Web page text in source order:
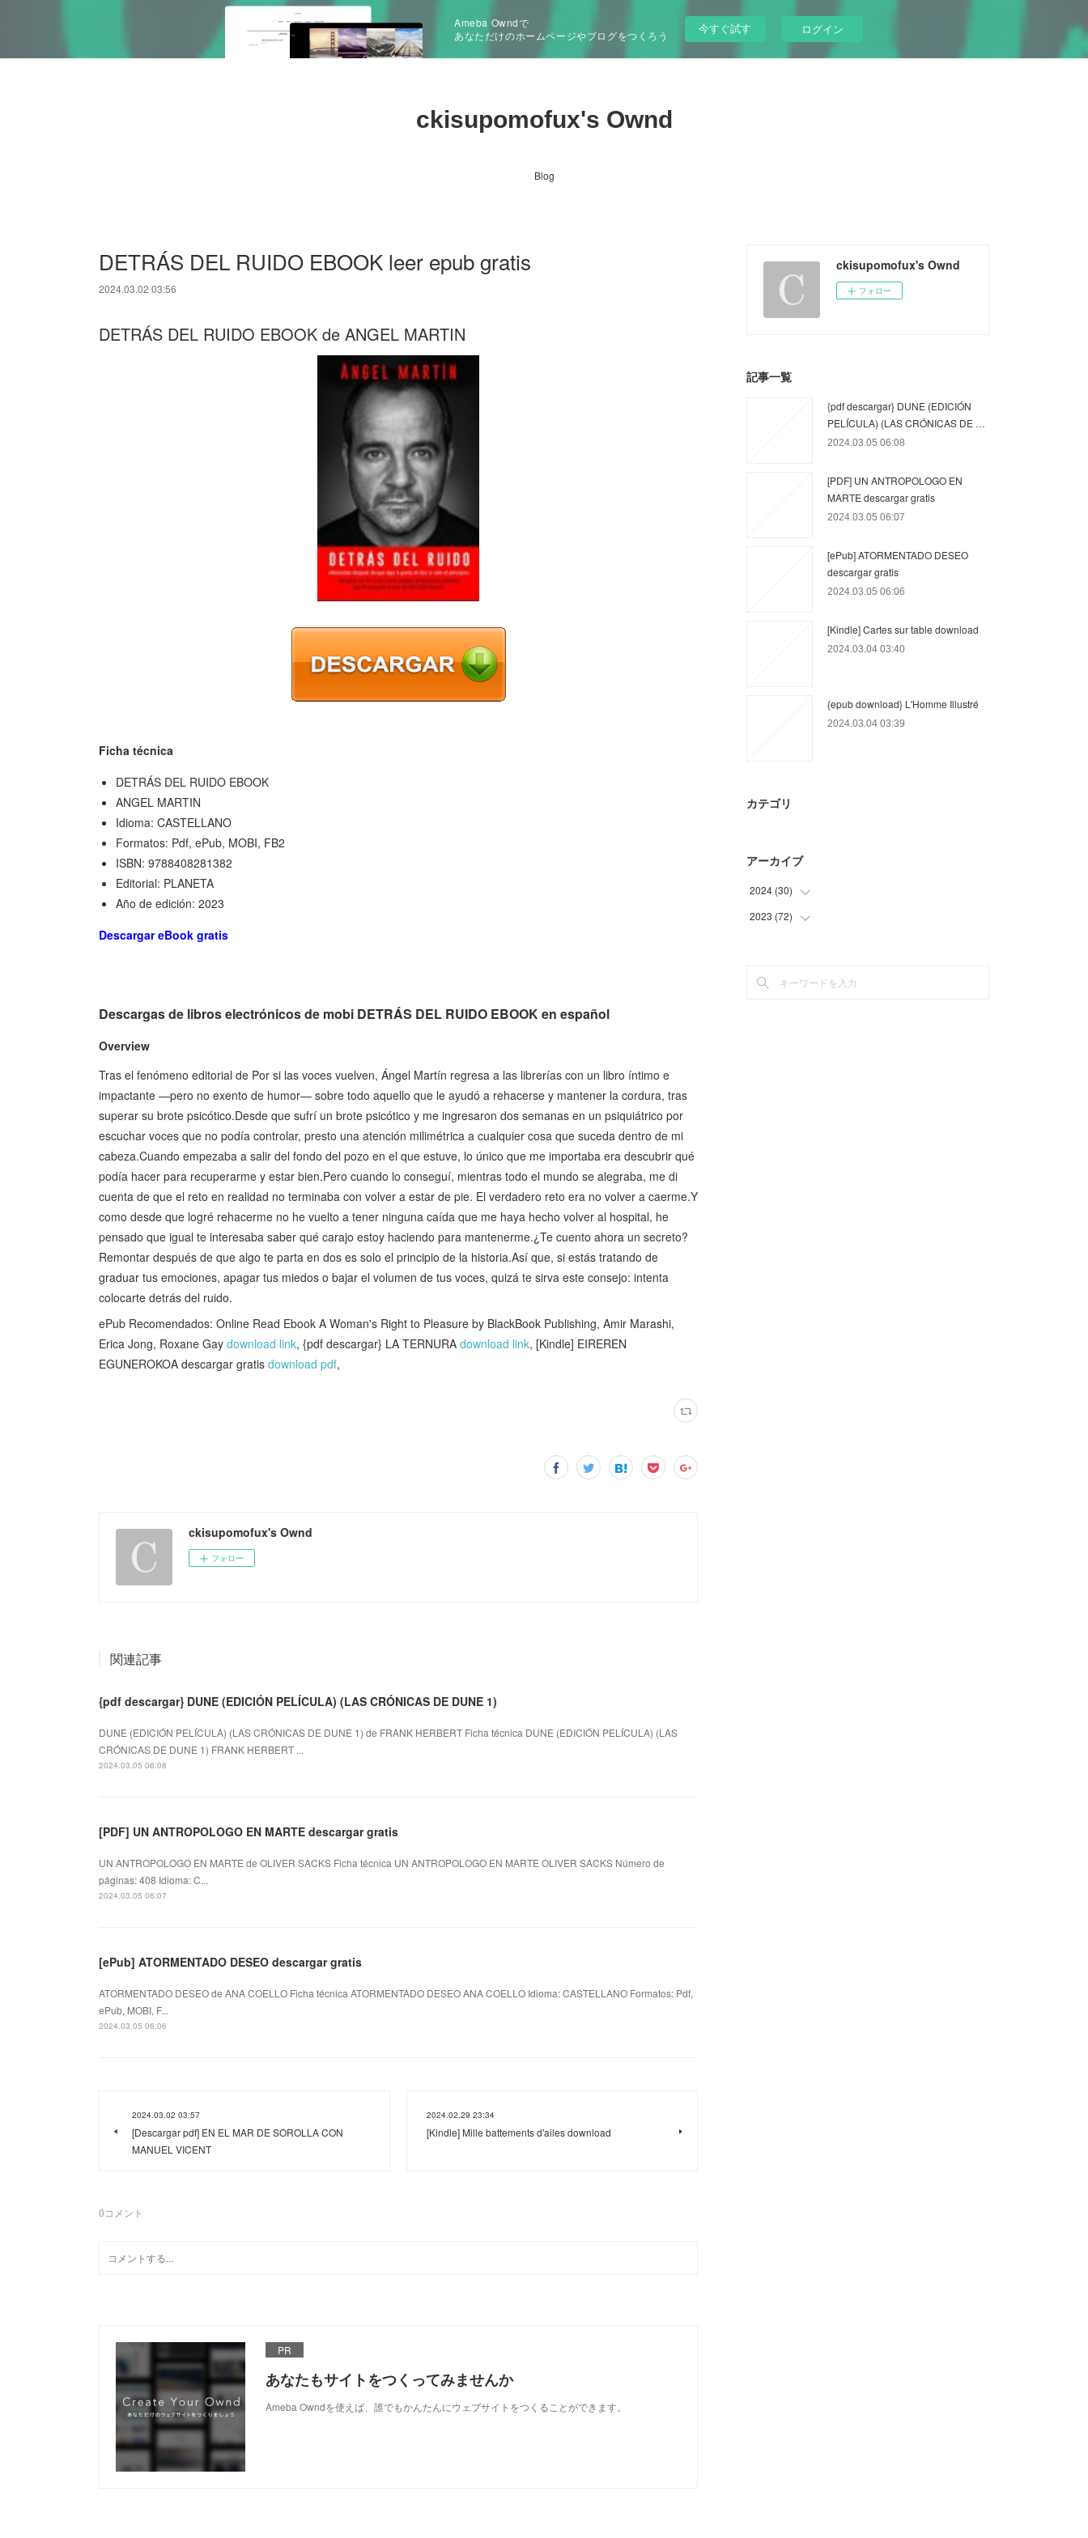
Ameba Owndで
あなただけのホームページやブログをつくろう
今すぐ試す ログイン
ckisupomofux's Ownd
Blog
DETRÁS DEL RUIDO EBOOK leer epub gratis
2024.03.02 03:56
DETRÁS DEL RUIDO EBOOK de ANGEL MARTIN
Ficha técnica
DETRÁS DEL RUIDO EBOOK
ANGEL MARTIN
Idioma: CASTELLANO
Formatos: Pdf, ePub, MOBI, FB2
ISBN: 9788408281382
Editorial: PLANETA
Año de edición: 2023
Descargar eBook gratis
Descargas de libros electrónicos de mobi DETRÁS DEL RUIDO EBOOK en español
Overview
Tras el fenómeno editorial de Por si las voces vuelven, Ángel Martín regresa a las librerías con un libro íntimo e
impactante —pero no exento de humor— sobre todo aquello que le ayudó a rehacerse y mantener la cordura, tras
superar su brote psicótico.Desde que sufrí un brote psicótico y me ingresaron dos semanas en un psiquiátrico por
escuchar voces que no podía controlar, presto una atención milimétrica a cualquier cosa que suceda dentro de mi
cabeza.Cuando empezaba a salir del fondo del pozo en el que estuve, lo único que me importaba era descubrir qué
podía hacer para recuperarme y estar bien.Pero cuando lo conseguí, mientras todo el mundo se alegraba, me di
cuenta de que el reto en realidad no terminaba con volver a estar de pie. El verdadero reto era no volver a caerme.Y
como desde que logré rehacerme no he vuelto a tener ninguna caída que me haya hecho volver al hospital, he
pensado que igual te interesaba saber qué carajo estoy haciendo para mantenerme.¿Te cuento ahora un secreto?
Remontar después de que algo te parta en dos es solo el principio de la historia.Así que, si estás tratando de
graduar tus emociones, apagar tus miedos o bajar el volumen de tus voces, quizá te sirva este consejo: intenta
colocarte detrás del ruido.
ePub Recomendados: Online Read Ebook A Woman's Right to Pleasure by BlackBook Publishing, Amir Marashi,
Erica Jong, Roxane Gay download link, {pdf descargar} LA TERNURA download link, [Kindle] EIREREN
EGUNEROKOA descargar gratis download pdf,
ckisupomofux's Ownd
フォロー
関連記事
{pdf descargar} DUNE (EDICIÓN PELÍCULA) (LAS CRÓNICAS DE DUNE 1)
DUNE (EDICIÓN PELÍCULA) (LAS CRÓNICAS DE DUNE 1) de FRANK HERBERT Ficha técnica DUNE (EDICIÓN PELÍCULA) (LAS
CRÓNICAS DE DUNE 1) FRANK HERBERT ...
2024.03.05 06:08
[PDF] UN ANTROPOLOGO EN MARTE descargar gratis
UN ANTROPOLOGO EN MARTE de OLIVER SACKS Ficha técnica UN ANTROPOLOGO EN MARTE OLIVER SACKS Número de
páginas: 408 Idioma: C...
2024.03.05 06:07
[ePub] ATORMENTADO DESEO descargar gratis
ATORMENTADO DESEO de ANA COELLO Ficha técnica ATORMENTADO DESEO ANA COELLO Idioma: CASTELLANO Formatos: Pdf,
ePub, MOBI, F...
2024.03.05 06:06
2024.03.02 03:57
[Descargar pdf] EN EL MAR DE SOROLLA CON
MANUEL VICENT
2024.02.29 23:34
[Kindle] Mille battements d'ailes download
0コメント
PR
あなたもサイトをつくってみませんか
Ameba Owndを使えば、誰でもかんたんにウェブサイトをつくることができます。
ckisupomofux's Ownd
フォロー
記事一覧
{pdf descargar} DUNE (EDICIÓN
PELÍCULA) (LAS CRÓNICAS DE …
2024.03.05 06:08
[PDF] UN ANTROPOLOGO EN
MARTE descargar gratis
2024.03.05 06:07
[ePub] ATORMENTADO DESEO
descargar gratis
2024.03.05 06:06
[Kindle] Cartes sur table download
2024.03.04 03:40
{epub download} L'Homme Illustré
2024.03.04 03:39
カテゴリ
アーカイブ
2024 (30)
(15
)
2023 (72)
(